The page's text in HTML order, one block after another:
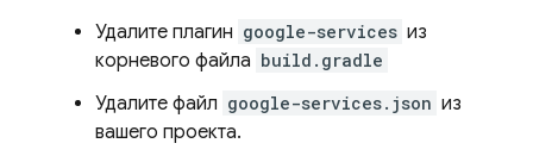
Удалите плагин google-services из
корневого файла build.gradle
Удалите файл google-services.json из
вашего проекта.